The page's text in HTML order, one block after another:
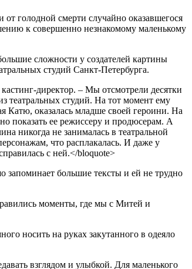
голодной смерти случайно оказавшегося
к совершенно незнакомому маленькому
сложности у создателей картины
студий Санкт-Петербурга.
директор. – Мы отсмотрели десятки
студий. На тот момент ему
Катю, оказалась младше своей героини. На
показать ее режиссеру и продюсерам. А
никогда не занималась в театральной
что расплакалась. И даже у
с ней.</bloquote>
запоминает большие тексты и ей не трудно
моменты, где мы с Митей и
носить на руках закутанного в одеяло
взглядом и улыбкой. Для маленького